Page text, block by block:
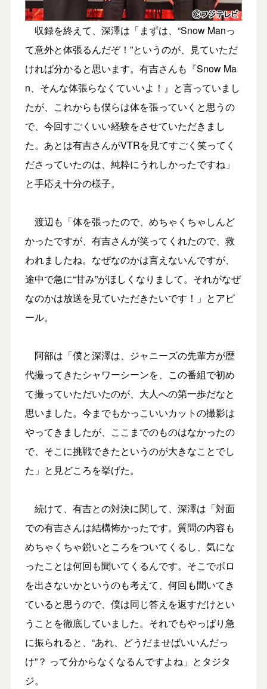
収録を終えて、深澤は「まずは、“Snow Manっ
て意外と体張るんだぞ！”というのが、見ていただ
ければ分かると思います。有吉さんも『Snow Ma
n、そんな体張らなくていいよ！』と言っていまし
たが、これからも僕らは体を張っていくと思うの
で、今回すごくいい経験をさせていただきまし
た。あとは有吉さんがVTRを見てすごく笑ってく
ださっていたのは、純粋にうれしかったですね」
と手応え十分の様子。
渡辺も「体を張ったので、めちゃくちゃしんど
かったですが、有吉さんが笑ってくれたので、救
われましたね。なぜなのかは言えないんですが、
途中で急に“甘み”がほしくなりまして。それがなぜ
なのかは放送を見ていただきたいです！」とアピ
ール。
阿部は「僕と深澤は、ジャニーズの先輩方が歴
代撮ってきたシャワーシーンを、この番組で初め
て撮っていただいたのが、大人への第一歩だなと
思いました。今までもかっこいいカットの撮影は
やってきましたが、ここまでのものはなかったの
で、そこに挑戦できたというのが大きなことでし
た」と見どころを挙げた。
続けて、有吉との対決に関して、深澤は「対面
での有吉さんは結構怖かったです。質問の内容も
めちゃくちゃ鋭いところをついてくるし、気にな
ったことは何回も聞いてくるんです。そこでボロ
を出さないかというのも考えて、何回も聞いてき
ていると思うので、僕は同じ答えを返すだけとい
うことを徹底していました。それでもやっぱり急
に振られると、“あれ、どうだませばいいんだっ
け”？ って分からなくなるんですよね」とタジタ
ジ。